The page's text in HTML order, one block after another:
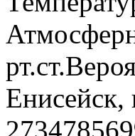
Енисейск,